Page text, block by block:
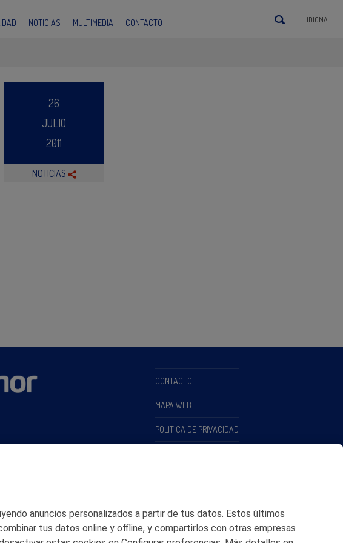
NOTICIAS MULTIMEDIA CONTACTO IDIOMA
26
JULIO
2011
NOTICIAS
CONTACTO
MAPA WEB
POLITICA DE PRIVACIDAD
anuncios personalizados a partir de tus datos. Estos últimos
tus datos online y offline, y compartirlos con otras empresas